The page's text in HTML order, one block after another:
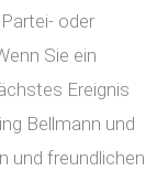
oder
Sie ein
Ereignis
Bellmann und
und freundlichen